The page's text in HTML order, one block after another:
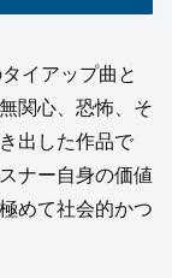
イアップ曲と
関心、恐怖、そ
出した作品で
ナー自身の価値
めて社会的かつ